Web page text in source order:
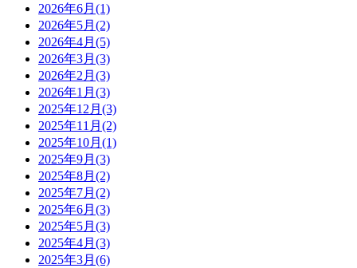
2026年6月(1)
2026年5月(2)
2026年4月(5)
2026年3月(3)
2026年2月(3)
2026年1月(3)
2025年12月(3)
2025年11月(2)
2025年10月(1)
2025年9月(3)
2025年8月(2)
2025年7月(2)
2025年6月(3)
2025年5月(3)
2025年4月(3)
2025年3月(6)